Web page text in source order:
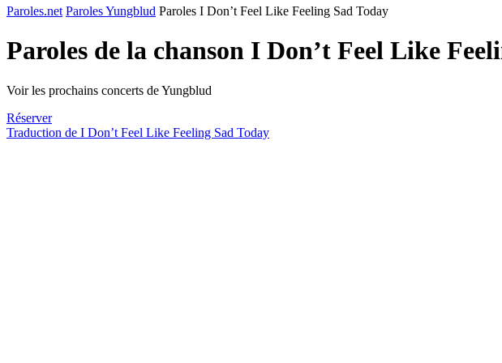
Paroles.net Paroles Yungblud Paroles I Don’t Feel Like Feeling Sad Today
Paroles de la chanson I Don’t Feel Like
Voir les prochains concerts de Yungblud
Réserver
Traduction de I Don’t Feel Like Feeling Sad Today